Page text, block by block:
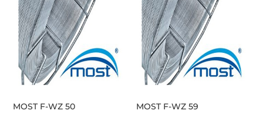
MOST F-WZ 50 MOST F-WZ 59